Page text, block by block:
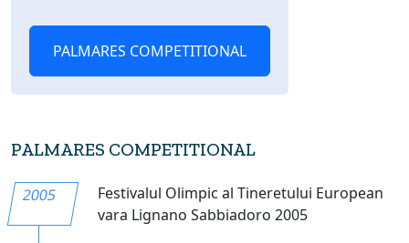
PALMARES COMPETITIONAL
PALMARES COMPETITIONAL
2005
Festivalul Olimpic al Tineretului European
vara Lignano Sabbiadoro 2005